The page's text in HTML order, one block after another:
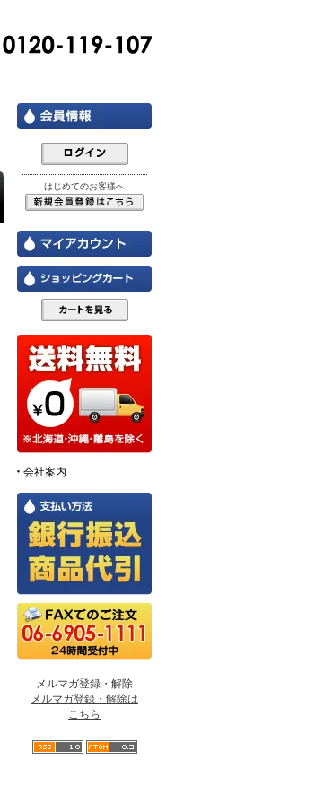
はじめてのお客様へ
会社案内
メルマガ登録・解除
メルマガ登録・解除は
こちら